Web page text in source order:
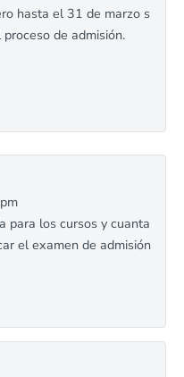
hasta el 31 de marzo s
de admisión.
para los cursos y cuanta
el examen de admisión